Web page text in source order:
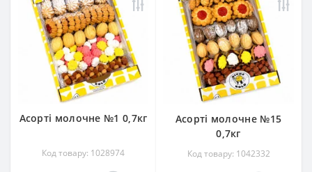
Асорті молочне №1 0,7кг
Код товару: 1028974
Асорті молочне №15
0,7кг
Код товару: 1042332